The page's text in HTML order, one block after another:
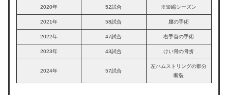
2020年 52試合 ※短縮シーズン
2021年 58試合 腰の手術
2022年 47試合 右手首の手術
2023年 43試合 けい骨の骨折
2024年 57試合
左ハムストリングの部分
断裂